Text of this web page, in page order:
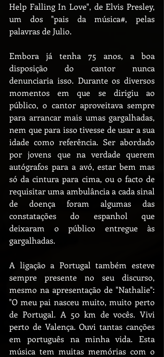
Help Falling In Love", de Elvis Presley,
um dos "pais da música#, pelas
palavras de Julio.
Embora já tenha 75 anos, a boa
disposição do cantor nunca
denunciaria isso. Durante os diversos
momentos em que se dirigiu ao
público, o cantor aproveitava sempre
para arrancar mais umas gargalhadas,
nem que para isso tivesse de usar a sua
idade como referência. Ser abordado
por jovens que na verdade querem
autógrafos para a avó, estar bem mas
só da cintura para cima, ou o facto de
requisitar uma ambulância a cada sinal
de doença foram algumas das
constatações do espanhol que
deixaram o público entregue às
gargalhadas.
A ligação a Portugal também esteve
sempre presente no seu discurso,
mesmo na apresentação de "Nathalie":
"O meu pai nasceu muito, muito perto
de Portugal. A 50 km de vocês. Vivi
perto de Valença. Ouvi tantas canções
em português na minha vida. Esta
música tem muitas memórias com o